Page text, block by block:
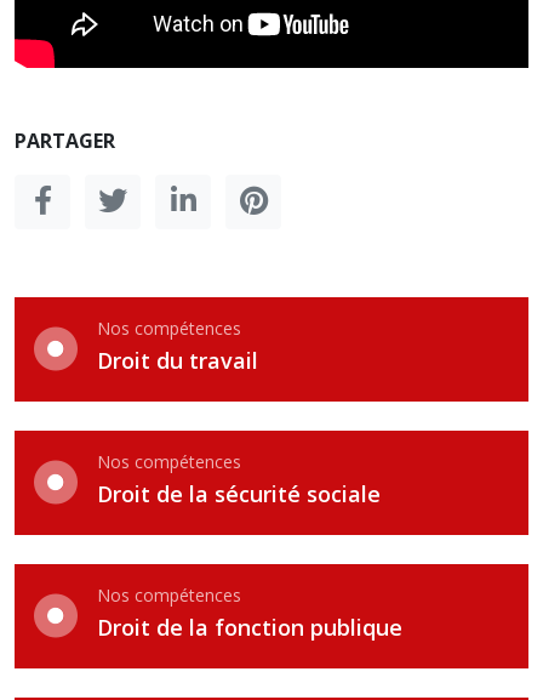
PARTAGER
Nos compétences
Droit du travail
Nos compétences
Droit de la sécurité sociale
Nos compétences
Droit de la fonction publique